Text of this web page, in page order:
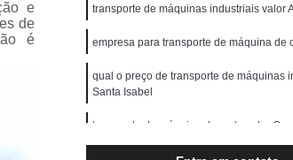
Transporte de Máquinas Pesadas
Construção Civil
Transporte para
para Máquinas Gráficas
e
de
é
transporte de máquinas industriais valor
empresa para transporte de máquina de
qual o preço de transporte de máquinas
Santa Isabel
transporte de máquina de corte valor